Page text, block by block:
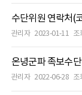
수단위원 연락처(
관리자 2023-01-11 조
온녕군파 족보수
관리자 2022-06-28 조